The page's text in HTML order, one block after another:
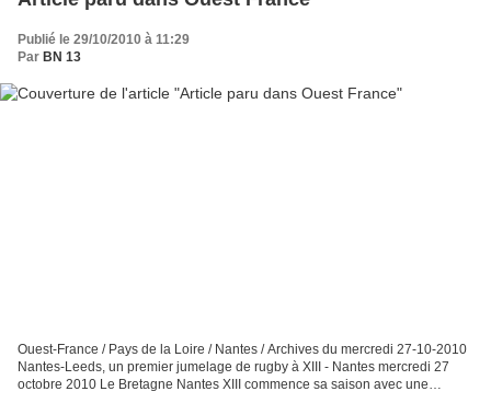
Publié le 29/10/2010 à 11:29
Par BN 13
Ouest-France / Pays de la Loire / Nantes / Archives du mercredi 27-10-2010
Nantes-Leeds, un premier jumelage de rugby à XIII - Nantes mercredi 27
octobre 2010 Le Bretagne Nantes XIII commence sa saison avec une